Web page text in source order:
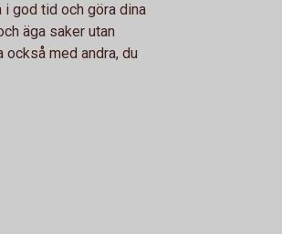
god tid och göra dina
äga saker utan
med andra, du